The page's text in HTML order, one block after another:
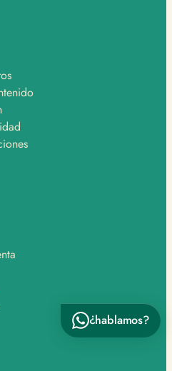
¿hablamos?
🛒
un producto 📦
un producto 👋
WhatsApp